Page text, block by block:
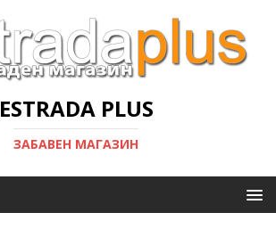
ESTRADA PLUS
ЗАБАВЕН МАГАЗИН